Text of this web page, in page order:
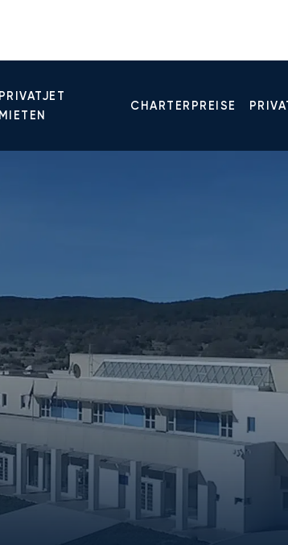
PRIVATJET
MIETEN
CHARTERPREISE